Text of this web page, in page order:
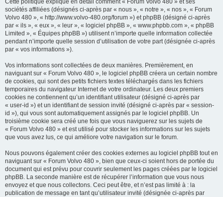
Cette politique explique en détail comment « Forum Volvo 480 » et ses
sociétés affiliées (désignés ci-après par « nous », « notre », « nos », « Forum
Volvo 480 », « http://www.volvo-480.org/forum ») et phpBB (désigné ci-après
par « ils », « eux », « leur », « logiciel phpBB », « www.phpbb.com », « phpBB
Limited », « Équipes phpBB ») utilisent n’importe quelle information collectée
pendant n’importe quelle session d’utilisation de votre part (désignée ci-après
par « vos informations »).
Vos informations sont collectées de deux manières. Premièrement, en
naviguant sur « Forum Volvo 480 », le logiciel phpBB créera un certain nombre
de cookies, qui sont des petits fichiers textes téléchargés dans les fichiers
temporaires du navigateur Internet de votre ordinateur. Les deux premiers
cookies ne contiennent qu’un identifiant utilisateur (désigné ci-après par
« user-id ») et un identifiant de session invité (désigné ci-après par « session-
id »), qui vous sont automatiquement assignés par le logiciel phpBB. Un
troisième cookie sera créé une fois que vous naviguerez sur les sujets de
« Forum Volvo 480 » et est utilisé pour stocker les informations sur les sujets
que vous avez lus, ce qui améliore votre navigation sur le forum.
Nous pouvons également créer des cookies externes au logiciel phpBB tout en
naviguant sur « Forum Volvo 480 », bien que ceux-ci soient hors de portée du
document qui est prévu pour couvrir seulement les pages créées par le logiciel
phpBB. La seconde manière est de récupérer l’information que vous nous
envoyez et que nous collectons. Ceci peut être, et n’est pas limité à : la
publication de message en tant qu’utilisateur invité (désignée ci-après par